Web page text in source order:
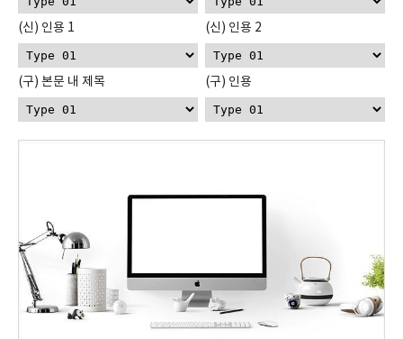
(신) 인용 1 (신) 인용 2
(구) 본문 내 제목 (구) 인용